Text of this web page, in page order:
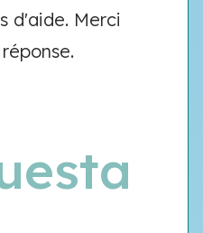
d'aide. Merci